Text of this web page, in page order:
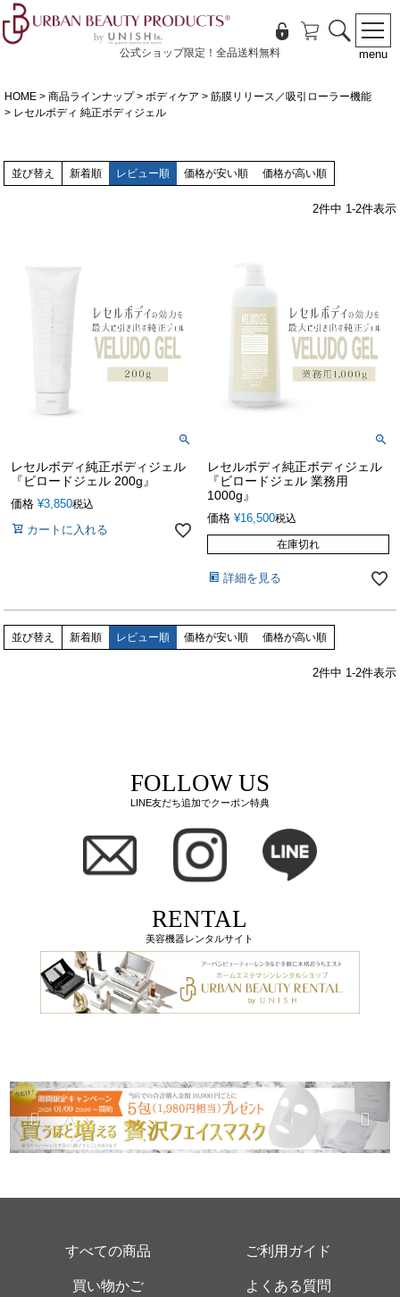
menu
公式ショップ限定！全品送料無料
HOME 商品ラインナップ ボディケア
筋膜リリース／吸引ローラー機能
レセルボディ 純正ボディジェル
並び替え 新着順 レビュー順 価格が安い順 価格が高い順
2件中 1-2件表示
レセルボディ純正ボディジェル
『ビロードジェル 200g』
価格 ¥3,850税込
カートに入れる
レセルボディ純正ボディジェル
『ビロードジェル 業務用
1000g』
価格 ¥16,500税込
在庫切れ
詳細を見る
並び替え 新着順 レビュー順 価格が安い順 価格が高い順
2件中 1-2件表示
FOLLOW US
LINE友だち追加でクーポン特典
RENTAL
美容機器レンタルサイト
すべての商品 ご利用ガイド
買い物かご よくある質問